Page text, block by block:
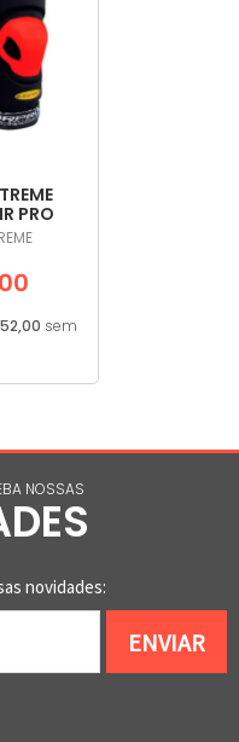
PRO
sem
NOSSAS
novidades:
ENVIAR